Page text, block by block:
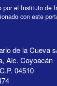
el Instituto de
con este
de la Cueva
Alc. Coyoacán
04510